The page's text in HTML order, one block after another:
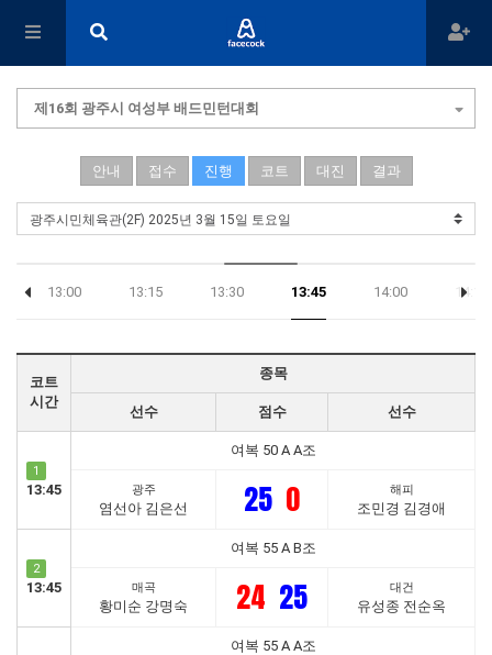
제16회 광주시 여성부 배드민턴대회
안내 접수 진행 코트 대진 결과
13:00 13:15 13:30 13:45 14:00 14:15
코트
시간
종목
선수 점수 선수
1
13:45
여복 50 A A조
광주
염선아 김은선 25 0 해피
조민경 김경애
2
13:45
여복 55 A B조
매곡
황미순 강명숙 24 25 대건
유성종 전순옥
여복 55 A A조